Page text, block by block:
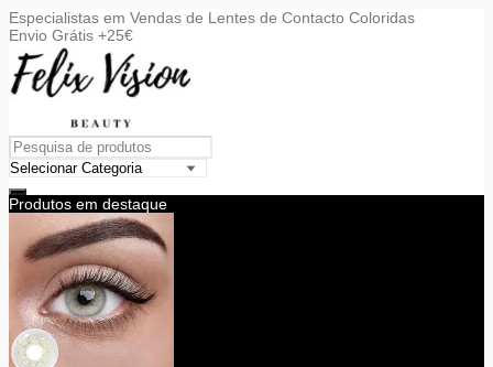
Especialistas em Vendas de Lentes de Contacto Coloridas
Envio Grátis +25€
Produtos em destaque